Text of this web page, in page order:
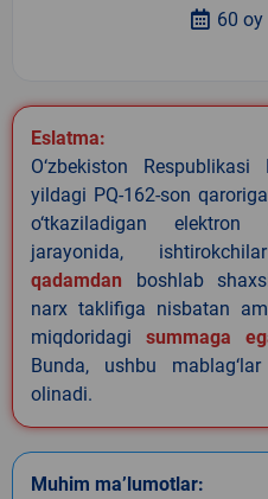
60 oy
Eslatma:
O‘zbekiston
yildagi PQ-162-son
o‘tkaziladigan elektron
jarayonida,
qadamdan boshlab
narx taklifiga nisbatan
miqdoridagi summaga
Bunda, ushbu
olinadi.
Muhim ma’lumotlar: